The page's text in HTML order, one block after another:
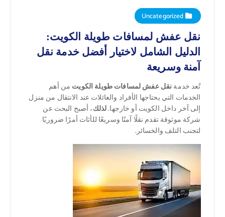
Uncategorized
نقل عفش لمسافات طويلة الكويت:
الدليل الشامل لاختيار أفضل خدمة نقل
آمنة وسريعة
تُعد خدمةنقل عفش لمسافات طويلة الكويت من أهم
الخدمات التي يحتاجها الأفراد والعائلات عند الانتقال من منزل
إلى آخر داخل الكويت أو خارجها.لذلك، أصبح البحث عن
شركة موثوقة تقدم نقلًا آمنًا وسريعًا للأثاث أمرًا ضروريًا
لتجنب التلف والخسائر.